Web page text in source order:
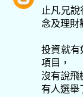
止凡兄
念及理財
投資就
項目，
沒有說飛
有人選舉